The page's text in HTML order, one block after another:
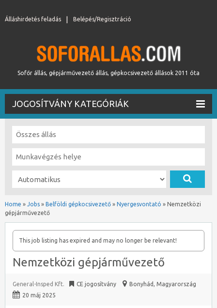
Belépés/Regisztráció
Álláshirdetés feladás
Sofőr állás, gépjárművezető állás, gépkocsivezető állások 2011 óta
JOGOSÍTVÁNY KATEGÓRIÁK
Home » Jobs » Belföldi gépkocsivezető » Nyergesvontató » Nemzetközi
gépjárművezető
This job listing has expired and may no longer be relevant!
Nemzetközi gépjárművezető
General-Insped Kft. CE jogosítvány Bonyhád, Magyarország
20 máj 2025